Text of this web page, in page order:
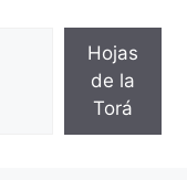
Hojas
de la
Torá